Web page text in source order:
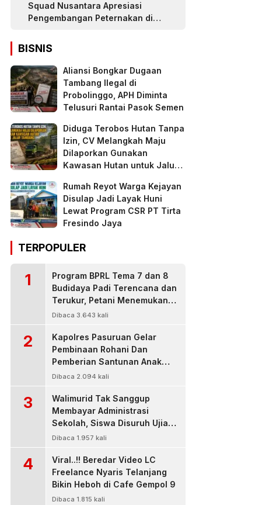
Squad Nusantara Apresiasi
Pengembangan Peternakan di
BISNIS
Aliansi Bongkar Dugaan
Tambang Ilegal di
Probolinggo, APH Diminta
Telusuri Rantai Pasok Semen
Diduga Terobos Hutan Tanpa
Izin, CV Melangkah Maju
Dilaporkan Gunakan
Kawasan Hutan untuk Jalur
Rumah Reyot Warga Kejayan
Disulap Jadi Layak Huni
Lewat Program CSR PT Tirta
Fresindo Jaya
TERPOPULER
1
Program BPRL Tema 7 dan 8
Budidaya Padi Terencana dan
Terukur, Petani Menemukan
Penanggulangan Hama
Dibaca 3.643 kali
2
Kapolres Pasuruan Gelar
Pembinaan Rohani Dan
Pemberian Santunan Anak
Yatim untuk Tingkatkan
Dibaca 2.094 kali
3
Walimurid Tak Sanggup
Membayar Administrasi
Sekolah, Siswa Disuruh Ujian
di Luar Kelas
Dibaca 1.957 kali
4
Viral..!! Beredar Video LC
Freelance Nyaris Telanjang
Bikin Heboh di Cafe Gempol 9
Dibaca 1.815 kali